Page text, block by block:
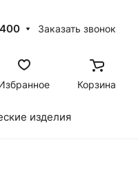
Заказать звонок
Корзина
изделия